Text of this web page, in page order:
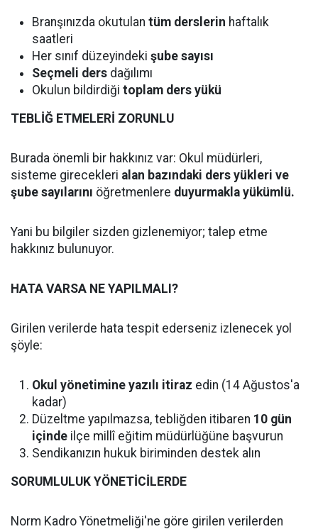
Branşınızda okutulan tüm derslerin haftalık
saatleri
Her sınıf düzeyindeki şube sayısı
Seçmeli ders dağılımı
Okulun bildirdiği toplam ders yükü
TEBLİĞ ETMELERİ ZORUNLU
Burada önemli bir hakkınız var: Okul müdürleri,
sisteme girecekleri alan bazındaki ders yükleri ve
şube sayılarını öğretmenlere duyurmakla yükümlü.
Yani bu bilgiler sizden gizlenemiyor; talep etme
hakkınız bulunuyor.
HATA VARSA NE YAPILMALI?
Girilen verilerde hata tespit ederseniz izlenecek yol
şöyle:
Okul yönetimine yazılı itiraz edin (14 Ağustos'a
kadar)
Düzeltme yapılmazsa, tebliğden itibaren 10 gün
içinde ilçe millî eğitim müdürlüğüne başvurun
Sendikanızın hukuk biriminden destek alın
SORUMLULUK YÖNETİCİLERDE
Norm Kadro Yönetmeliği'ne göre girilen verilerden